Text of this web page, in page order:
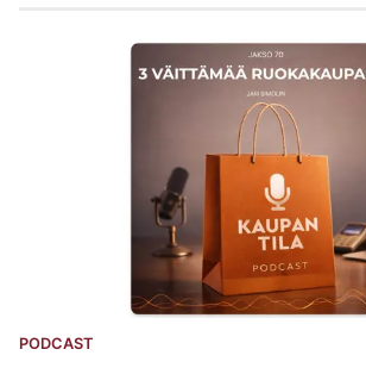
PODCAST